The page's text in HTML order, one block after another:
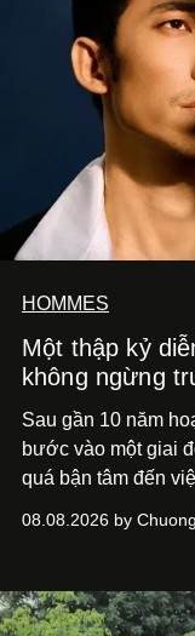
HOMMES
Một thập kỷ
không ngừng
Sau gần 10 năm
bước vào một giai
quá bận tâm đến
phim điện ảnh
bằng một tâm thế
dồi và chờ đợi
08.08.2026 by